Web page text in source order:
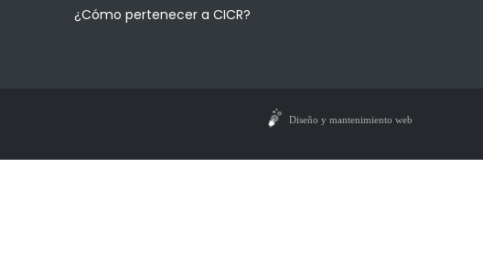
¿Cómo pertenecer a CICR?
Diseño y mantenimiento web